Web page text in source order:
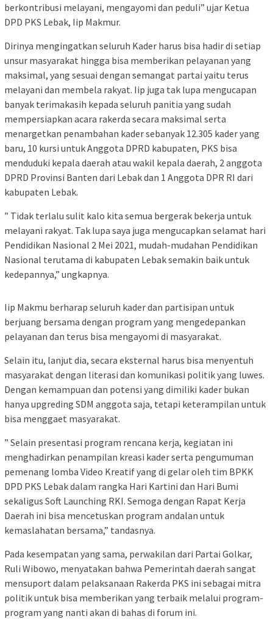
berkontribusi melayani, mengayomi dan peduli” ujar Ketua
DPD PKS Lebak, Iip Makmur.
Dirinya mengingatkan seluruh Kader harus bisa hadir di setiap
unsur masyarakat hingga bisa memberikan pelayanan yang
maksimal, yang sesuai dengan semangat partai yaitu terus
melayani dan membela rakyat. Iip juga tak lupa mengucapan
banyak terimakasih kepada seluruh panitia yang sudah
mempersiapkan acara rakerda secara maksimal serta
menargetkan penambahan kader sebanyak 12.305 kader yang
baru, 10 kursi untuk Anggota DPRD kabupaten, PKS bisa
menduduki kepala daerah atau wakil kepala daerah, 2 anggota
DPRD Provinsi Banten dari Lebak dan 1 Anggota DPR RI dari
kabupaten Lebak.
” Tidak terlalu sulit kalo kita semua bergerak bekerja untuk
melayani rakyat. Tak lupa saya juga mengucapkan selamat hari
Pendidikan Nasional 2 Mei 2021, mudah-mudahan Pendidikan
Nasional terutama di kabupaten Lebak semakin baik untuk
kedepannya,” ungkapnya.
Iip Makmu berharap seluruh kader dan partisipan untuk
berjuang bersama dengan program yang mengedepankan
pelayanan dan terus bisa mengayomi di masyarakat.
Selain itu, lanjut dia, secara eksternal harus bisa menyentuh
masyarakat dengan literasi dan komunikasi politik yang luwes.
Dengan kemampuan dan potensi yang dimiliki kader bukan
hanya upgreding SDM anggota saja, tetapi keterampilan untuk
bisa menggaet masyarakat.
” Selain presentasi program rencana kerja, kegiatan ini
menghadirkan penampilan kreasi kader serta pengumuman
pemenang lomba Video Kreatif yang di gelar oleh tim BPKK
DPD PKS Lebak dalam rangka Hari Kartini dan Hari Bumi
sekaligus Soft Launching RKI. Semoga dengan Rapat Kerja
Daerah ini bisa mencetuskan program andalan untuk
kemaslahatan bersama,” tandasnya.
Pada kesempatan yang sama, perwakilan dari Partai Golkar,
Ruli Wibowo, menyatakan bahwa Pemerintah daerah sangat
mensuport dalam pelaksanaan Rakerda PKS ini sebagai mitra
politik untuk bisa memberikan yang terbaik melalui program-
program yang nanti akan di bahas di forum ini.